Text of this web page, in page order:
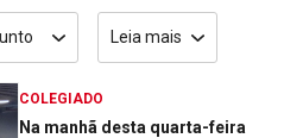
Leia mais
COLEGIADO
Na manhã desta quarta-feira